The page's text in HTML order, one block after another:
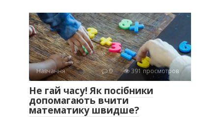
Навчання 0 391 просмотров
Не гай часу! Як посібники
допомагають вчити
математику швидше?